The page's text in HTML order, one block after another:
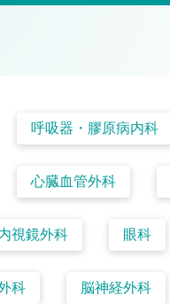
呼吸器・膠原病内科
心臓血管外科
視鏡外科 眼科
科 脳神経外科